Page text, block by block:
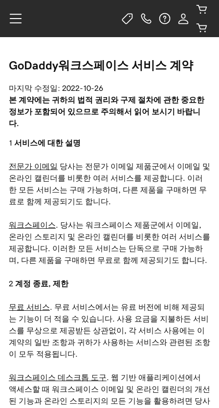
GoDaddy워크스페이스 서비스 계약
마지막 수정일: 2022-10-26
본 계약에는 귀하의 법적 권리와 구제 절차에 관한 중요한
정보가 포함되어 있으므로 주의해서 읽어 보시기 바랍니
다.
서비스에 대한 설명
전문가 이메일 당사는 전문가 이메일 제품군에서 이메일 및
온라인 캘린더를 비롯한 여러 서비스를 제공합니다. 이러
한 모든 서비스는 구매 가능하며, 다른 제품을 구매하면 무
료로 함께 제공되기도 합니다.
워크스페이스 . 당사는 워크스페이스 제품군에서 이메일,
온라인 스토리지 및 온라인 캘린더를 비롯한 여러 서비스를
제공합니다. 이러한 모든 서비스는 단독으로 구매 가능하
며, 다른 제품을 구매하면 무료로 함께 제공되기도 합니다.
계정 종료, 제한
무료 서비스 . 무료 서비스에서는 유료 버전에 비해 제공되
는 기능이 더 적을 수 있습니다. 사용 요금을 지불하든 서비
스를 무상으로 제공받든 상관없이, 각 서비스 사용에는 이
계약의 일반 조항과 귀하가 사용하는 서비스와 관련된 조항
이 모두 적용됩니다.
워크스페이스 데스크톱 도구 . 웹 기반 애플리케이션에서
액세스할 때 워크스페이스 이메일 및 온라인 캘린더의 개선
된 기능과 온라인 스토리지의 모든 기능을 활용하려면 당사